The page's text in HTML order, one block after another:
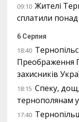
09:10 Жителі
сплатили
6 Серпня
18:40
Преображення
захисників
18:15 Спеку,
тернополянам
17:40